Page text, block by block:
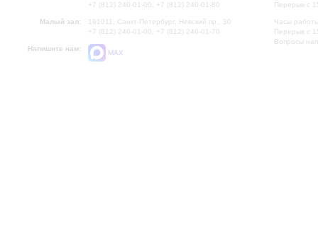
+7 (812) 240-01-00, +7 (812) 240-01-80
Малый зал:
191011, Санкт-Петербург, Невский пр., 30
+7 (812) 240-01-00, +7 (812) 240-01-70
Напишите нам:
MAX
Перерыв с
Часы
Перерыв с
Вопросы